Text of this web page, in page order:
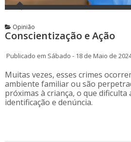
Opinião
Conscientização e Ação
Publicado em Sábado - 18 de Maio de
Muitas vezes, esses crimes
ambiente familiar ou são
próximas à criança, o que dificulta
identificação e denúncia.